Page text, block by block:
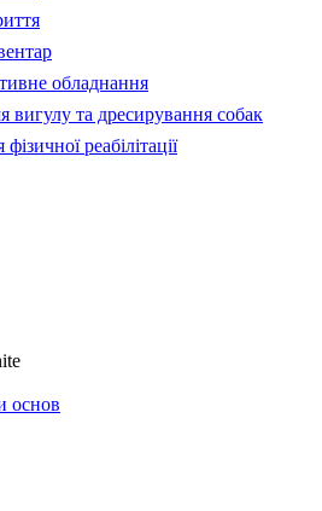
обладнання
вигулу та дресирування собак
реабілітації
основ